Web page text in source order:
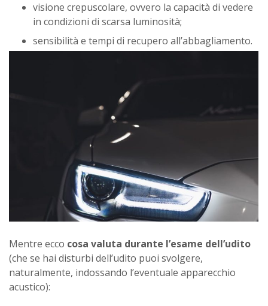
visione crepuscolare, ovvero la capacità di vedere
in condizioni di scarsa luminosità;
sensibilità e tempi di recupero all’abbagliamento.
Mentre ecco cosa valuta durante l’esame dell’udito
(che se hai disturbi dell’udito puoi svolgere,
naturalmente, indossando l’eventuale apparecchio
acustico):